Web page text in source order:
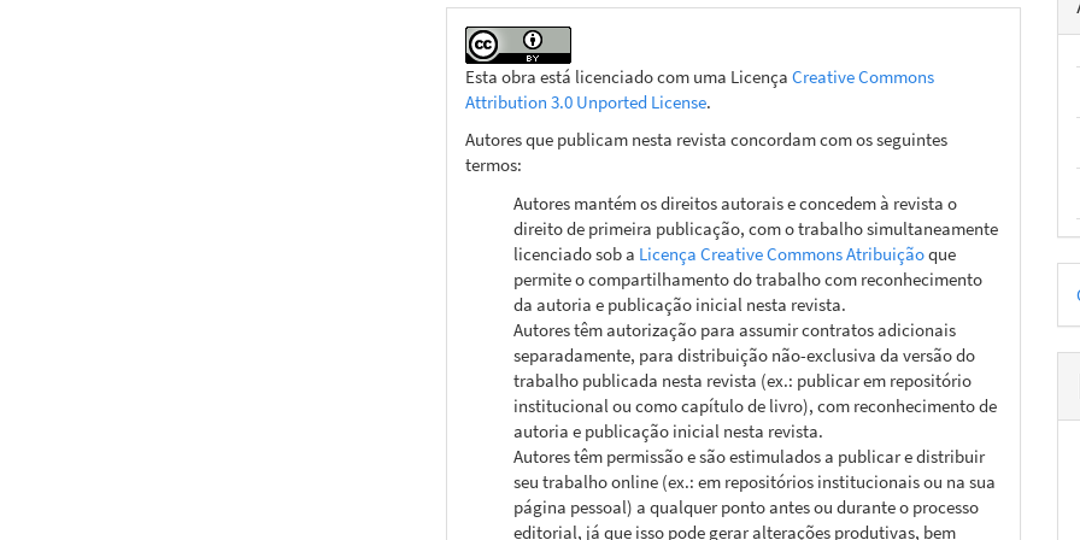
Esta obra está licenciado com uma LicençaCreative Commons
Attribution 3.0 Unported License.
Autores que publicam nesta revista concordam com os seguintes
termos:
Autores mantém os direitos autorais e concedem à revista o
direito de primeira publicação, com o trabalho simultaneamente
licenciado sob a Licença Creative Commons Atribuiçãoque
permite o compartilhamento do trabalho com reconhecimento
da autoria e publicação inicial nesta revista.
Autores têm autorização para assumir contratos adicionais
separadamente, para distribuição não-exclusiva da versão do
trabalho publicada nesta revista (ex.: publicar em repositório
institucional ou como capítulo de livro), com reconhecimento de
autoria e publicação inicial nesta revista.
Autores têm permissão e são estimulados a publicar e distribuir
seu trabalho online (ex.: em repositórios institucionais ou na sua
página pessoal) a qualquer ponto antes ou durante o processo
editorial, já que isso pode gerar alterações produtivas, bem